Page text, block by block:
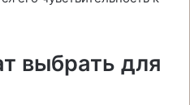
выбрать для